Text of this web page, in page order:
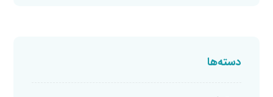
دسته‌ها